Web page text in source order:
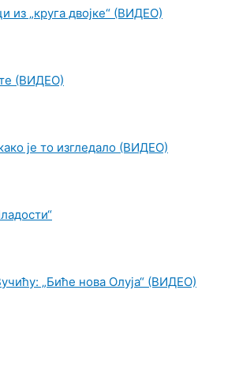
из „круга двојке“ (ВИДЕО)
(ВИДЕО)
је то изгледало (ВИДЕО)
„Биће нова Олуја“ (ВИДЕО)